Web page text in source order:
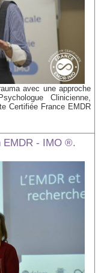
avec une approche
Clinicienne,
Certifiée France EMDR
EMDR - IMO ®.